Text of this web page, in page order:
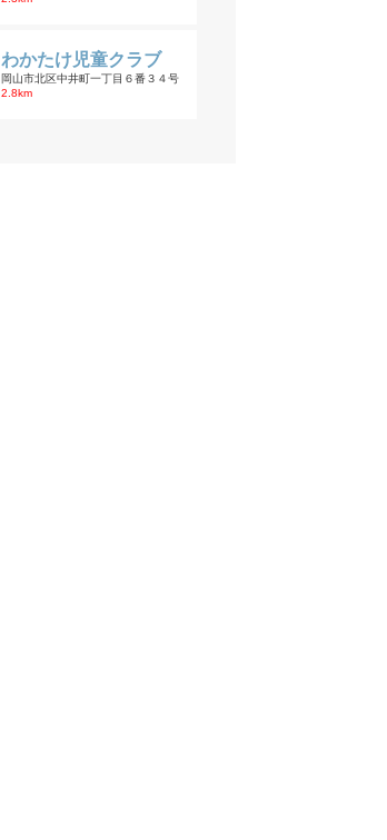
わかたけ児童クラブ
岡山市北区中井町一丁目６番３４号
2.8km